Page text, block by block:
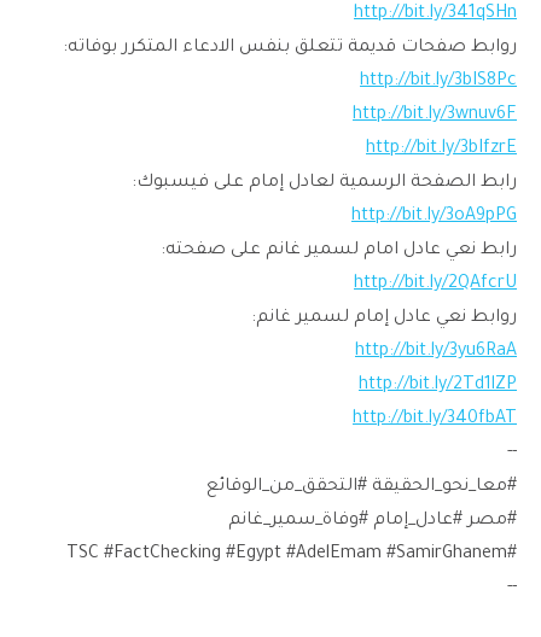
http://bit.ly/341qSHn
روابط صفحات قديمة تتعلق بنفس الادعاء المتكرر بوفاته:
http://bit.ly/3bIS8Pc
http://bit.ly/3wnuv6F
http://bit.ly/3bIfzrE
رابط الصفحة الرسمية لعادل إمام على فيسبوك:
http://bit.ly/3oA9pPG
رابط نعي عادل امام لسمير غانم على صفحته:
http://bit.ly/2QAfcrU
روابط نعي عادل إمام لسمير غانم:
http://bit.ly/3yu6RaA
http://bit.ly/2Td1lZP
http://bit.ly/340fbAT
--
#معا_نحو_الحقيقة #التحقق_من_الوقائع
#مصر #عادل_إمام #وفاة_سمير_غانم
#TSC #FactChecking #Egypt #AdelEmam #SamirGhanem
--